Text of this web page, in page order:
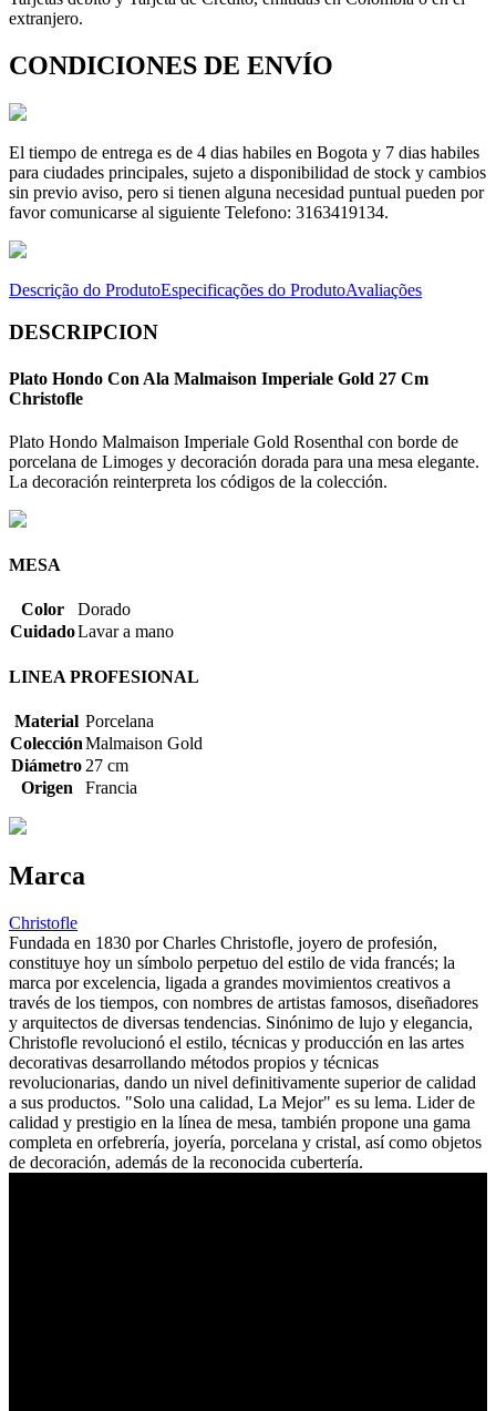
extranjero.
CONDICIONES DE ENVÍO
El tiempo de entrega es de 4 dias habiles en Bogota y 7 dias habiles
para ciudades principales, sujeto a disponibilidad de stock y cambios
sin previo aviso, pero si tienen alguna necesidad puntual pueden por
favor comunicarse al siguiente Telefono: 3163419134.
Descrição do ProdutoEspecificações do ProdutoAvaliações
DESCRIPCION
Plato Hondo Con Ala Malmaison Imperiale Gold 27 Cm
Christofle
Plato Hondo Malmaison Imperiale Gold Rosenthal con borde de
porcelana de Limoges y decoración dorada para una mesa elegante.
La decoración reinterpreta los códigos de la colección.
MESA
Color
Dorado
CuidadoLavar a mano
LINEA PROFESIONAL
Material Porcelana
ColecciónMalmaison Gold
Diámetro 27 cm
Origen
Francia
Marca
Christofle
Fundada en 1830 por Charles Christofle, joyero de profesión,
constituye hoy un símbolo perpetuo del estilo de vida francés; la
marca por excelencia, ligada a grandes movimientos creativos a
través de los tiempos, con nombres de artistas famosos, diseñadores
y arquitectos de diversas tendencias. Sinónimo de lujo y elegancia,
Christofle revolucionó el estilo, técnicas y producción en las artes
decorativas desarrollando métodos propios y técnicas
revolucionarias, dando un nivel definitivamente superior de calidad
a sus productos. "Solo una calidad, La Mejor" es su lema. Lider de
calidad y prestigio en la línea de mesa, también propone una gama
completa en orfebrería, joyería, porcelana y cristal, así como objetos
de decoración, además de la reconocida cubertería.